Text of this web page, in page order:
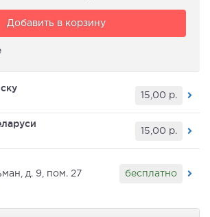
Добавить в корзину
15,00 р.
15,00 р.
д. 9, пом. 27
бесплатно